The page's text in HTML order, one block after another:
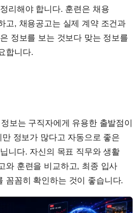
리해야 합니다. 훈련은 채용
고, 채용공고는 실제 계약 조건과
정보를 보는 것보다 맞는 정보를
합니다.
보는 구직자에게 유용한 출발점이
정보가 많다고 자동으로 좋은
니다. 자신의 목표 직무와 생활
와 훈련을 비교하고, 최종 입사
꼼꼼히 확인하는 것이 좋습니다.